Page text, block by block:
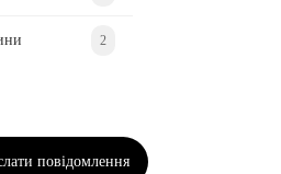
2
повідомлення